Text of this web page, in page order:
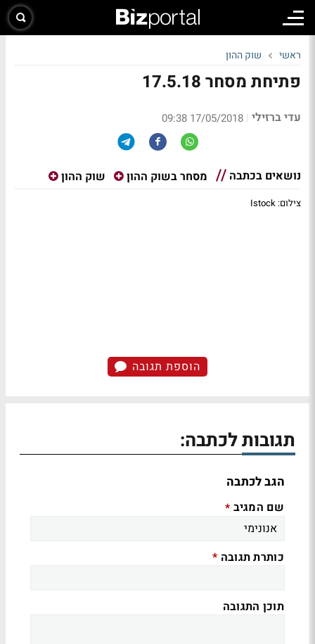
ראשי שוק ההון
פתיחת מסחר 17.5.18
עדי ברזילי |
17/05/2018 09:38
נושאים בכתבה מסחר בשוק ההון שוק ההון
צילום: Istock
הוספת תגובה
תגובות לכתבה:
הגב לכתבה
שם המגיב *
כותרת תגובה *
תוכן התגובה